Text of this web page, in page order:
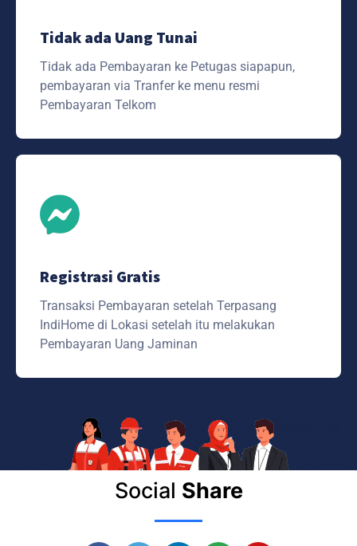
Tidak ada Uang Tunai
Tidak ada Pembayaran ke Petugas siapapun,
pembayaran via Tranfer ke menu resmi
Pembayaran Telkom
Registrasi Gratis
Transaksi Pembayaran setelah Terpasang
IndiHome di Lokasi setelah itu melakukan
Pembayaran Uang Jaminan
Social Share